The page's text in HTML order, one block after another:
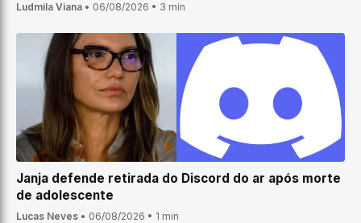
Ludmila Viana • 06/08/2026 • 3 min
Janja defende retirada do Discord do ar após morte
de adolescente
Lucas Neves • 06/08/2026 • 1 min